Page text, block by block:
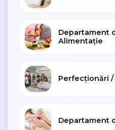
Departament
Alimentație
Perfecționări /
Departament